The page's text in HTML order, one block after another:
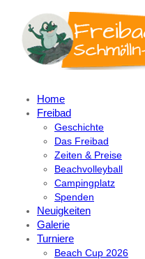
Home
Freibad
Geschichte
Das Freibad
Zeiten & Preise
Beachvolleyball
Campingplatz
Spenden
Neuigkeiten
Galerie
Turniere
Beach Cup 2026